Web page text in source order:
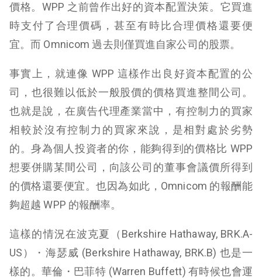
價格。WPP 之前曾作出好的資本配置決策。它買進
時支付了合理價碼，甚至有時比合理價格還要便
宜。而 Omnicom 過去則僅買進自家公司的股票。
事實上，就連像 WPP 這樣作出良好資本配置的公
司，也很難以低於一般股價的價格買進整間公司。
也就是說，在廣告代理產業當中，有控制力的買家
相較於沒有控制力的買家來說，是相對處於劣勢
的。身為個人投資者的你，能夠得到的價格比 WPP
想要併購某間公司，向該公司的董事會議價所得到
的價格還要便宜。也因為如此，Omnicom 的報酬能
夠超越 WPP 的報酬率。
這樣的情況在波克夏（Berkshire Hathaway, BRK.A-
US）・海瑟威 (Berkshire Hathaway, BRK.B) 也是一
樣的。華倫・巴菲特 (Warren Buffett) 有時候也會運